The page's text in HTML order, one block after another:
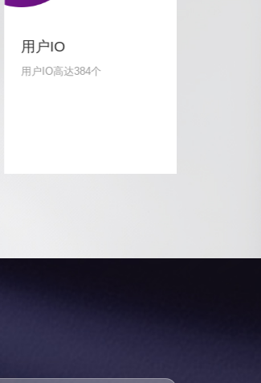
用户IO
用户IO高达384个